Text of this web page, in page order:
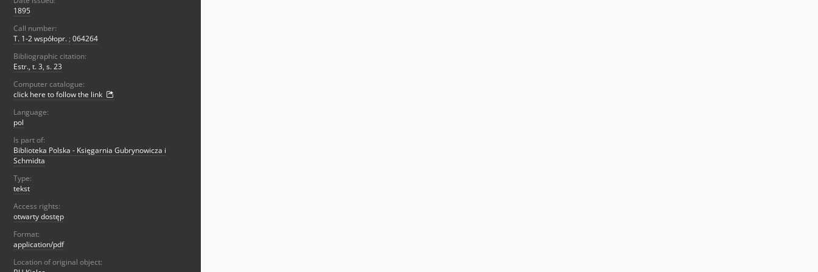
1895
Call number:
T. 1-2 współopr. ; 064264
Bibliographic citation:
Estr., t. 3, s. 23
Computer catalogue:
click here to follow the link
Language:
pol
Is part of:
Biblioteka Polska - Księgarnia Gubrynowicza i
Schmidta
Type:
tekst
Access rights:
otwarty dostęp
Format:
application/pdf
Location of original object: